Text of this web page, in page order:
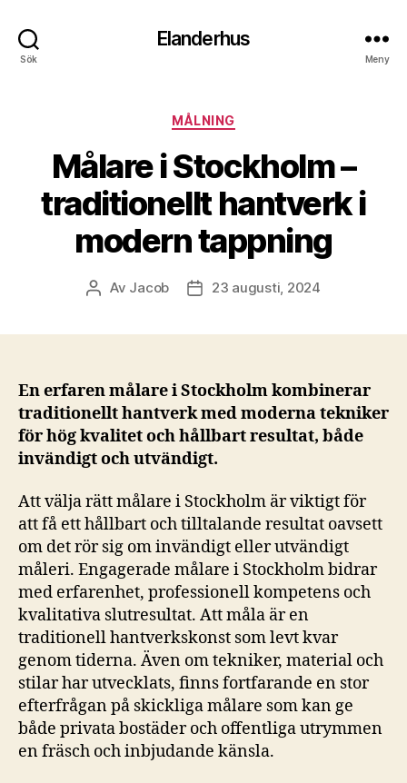
Sök
Elanderhus
Meny
Kategorier
MÅLNING
Målare i Stockholm –
traditionellt hantverk i
modern tappning
Inläggsförfattare
Av Jacob Inläggsdatum
23 augusti, 2024
En erfaren målare i Stockholm kombinerar
traditionellt hantverk med moderna tekniker
för hög kvalitet och hållbart resultat, både
invändigt och utvändigt.
Att välja rätt målare i Stockholm är viktigt för
att få ett hållbart och tilltalande resultat oavsett
om det rör sig om invändigt eller utvändigt
måleri. Engagerade målare i Stockholm bidrar
med erfarenhet, professionell kompetens och
kvalitativa slutresultat. Att måla är en
traditionell hantverkskonst som levt kvar
genom tiderna. Även om tekniker, material och
stilar har utvecklats, finns fortfarande en stor
efterfrågan på skickliga målare som kan ge
både privata bostäder och offentliga utrymmen
en fräsch och inbjudande känsla.